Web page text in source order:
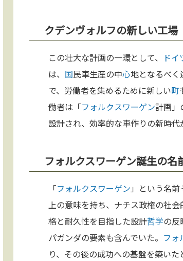
クデンヴォルフの新しい工場
この壮大な計画の一環として、 ドイ
は、 国民車生産の中心地となるべく
で、労働者を集めるために新しい町
働者は「フォルクスワーゲン計画」
設計され、効率的な車作りの新時代
フォルクスワーゲン誕生の名
「フォルクスワーゲン 」という名
上の意味を持ち、ナチス政権の社会
格と耐久性を目指した設計哲学の反
パガンダの要素も含んでいた。 フォ
り、その後の成功への基盤を築いた